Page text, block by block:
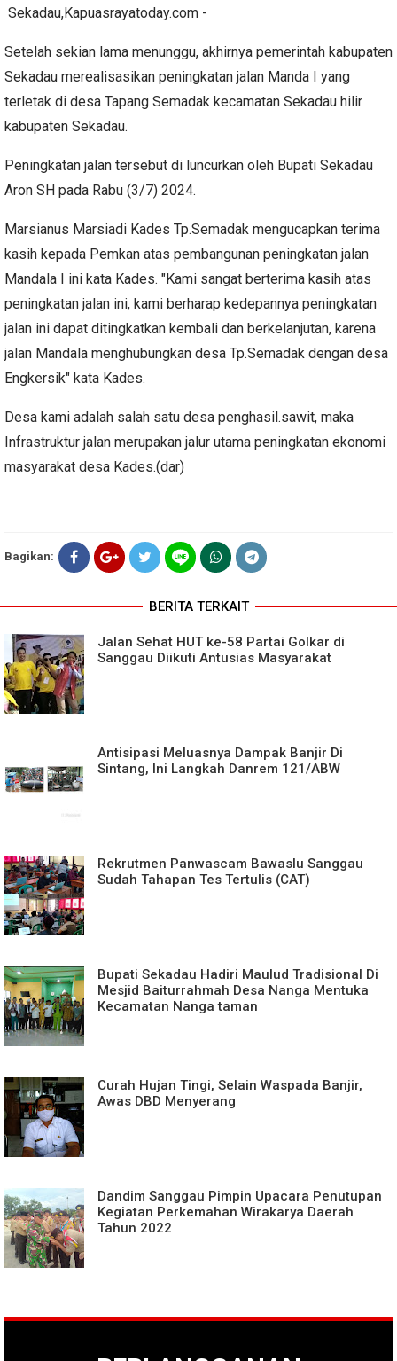
Sekadau,Kapuasrayatoday.com -
Setelah sekian lama menunggu, akhirnya pemerintah kabupaten
Sekadau merealisasikan peningkatan jalan Manda I yang
terletak di desa Tapang Semadak kecamatan Sekadau hilir
kabupaten Sekadau.
Peningkatan jalan tersebut di luncurkan oleh Bupati Sekadau
Aron SH pada Rabu (3/7) 2024.
Marsianus Marsiadi Kades Tp.Semadak mengucapkan terima
kasih kepada Pemkan atas pembangunan peningkatan jalan
Mandala I ini kata Kades. "Kami sangat berterima kasih atas
peningkatan jalan ini, kami berharap kedepannya peningkatan
jalan ini dapat ditingkatkan kembali dan berkelanjutan, karena
jalan Mandala menghubungkan desa Tp.Semadak dengan desa
Engkersik" kata Kades.
Desa kami adalah salah satu desa penghasil.sawit, maka
Infrastruktur jalan merupakan jalur utama peningkatan ekonomi
masyarakat desa Kades.(dar)
Bagikan:
BERITA TERKAIT
Jalan Sehat HUT ke-58 Partai Golkar di
Sanggau Diikuti Antusias Masyarakat
Antisipasi Meluasnya Dampak Banjir Di
Sintang, Ini Langkah Danrem 121/ABW
Rekrutmen Panwascam Bawaslu Sanggau
Sudah Tahapan Tes Tertulis (CAT)
Bupati Sekadau Hadiri Maulud Tradisional Di
Mesjid Baiturrahmah Desa Nanga Mentuka
Kecamatan Nanga taman
Curah Hujan Tingi, Selain Waspada Banjir,
Awas DBD Menyerang
Dandim Sanggau Pimpin Upacara Penutupan
Kegiatan Perkemahan Wirakarya Daerah
Tahun 2022